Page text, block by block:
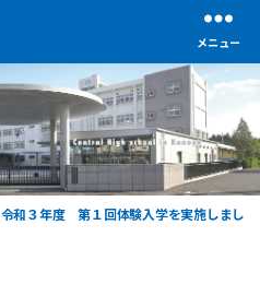
メニュー
令和３年度 第１回体験入学を実施しまし